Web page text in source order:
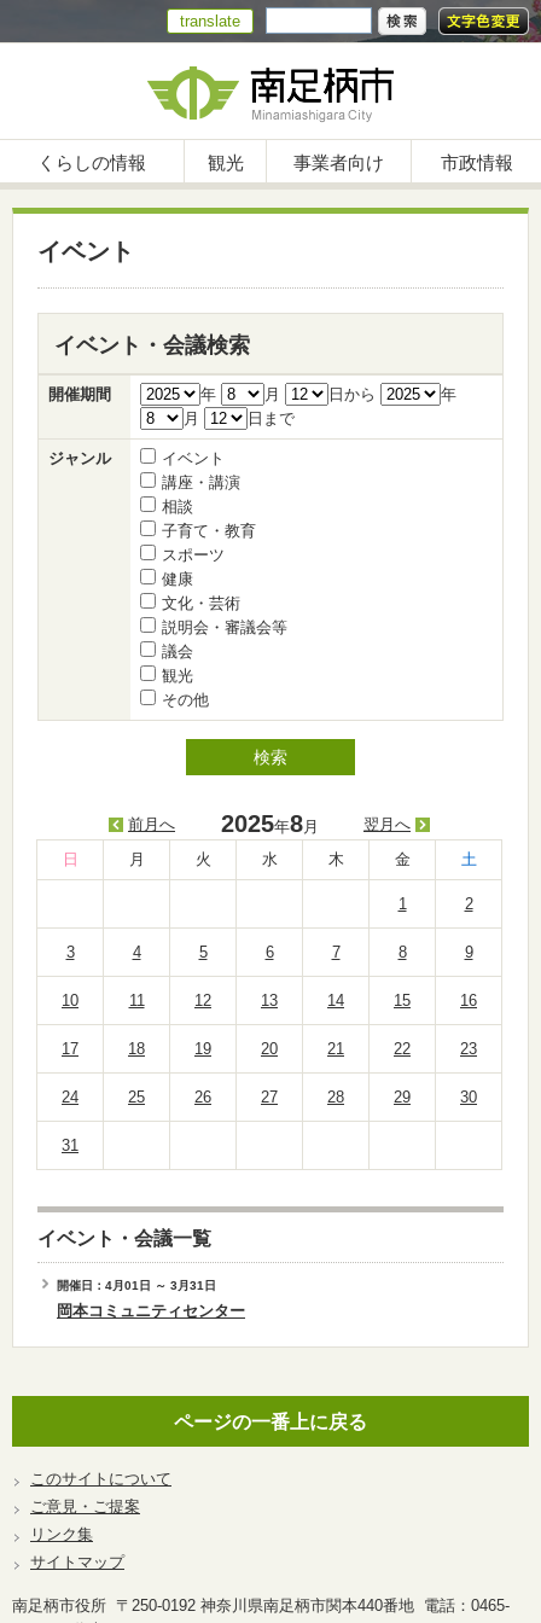
translate
くらしの情報 観光 事業者向け 市政情報
イベント
イベント・会議検索
開催期間 年 月 日から
年
月
日まで
ジャンル
イベント
講座・講演
相談
子育て・教育
スポーツ
健康
文化・芸術
説明会・審議会等
議会
観光
その他
前月へ 2025年8月
翌月へ
日
月 火 水 木 金 土
1 2
3 4 5 6 7 8 9
10 11 12 13 14 15 16
17 18 19 20 21 22 23
24 25 26 27 28 29 30
31
イベント・会議一覧
開催日：4月01日 ～ 3月31日
岡本コミュニティセンター
ページの一番上に戻る
このサイトについて
ご意見・ご提案
リンク集
サイトマップ
南足柄市役所 〒250-0192 神奈川県南足柄市関本440番地 電話：0465-